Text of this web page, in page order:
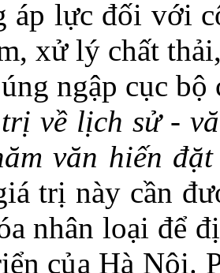
áp lực đối với
xử lý chất
ngập cục
về lịch sử -
văn hiến
trị này cần
nhân loại để
của Hà Nội.